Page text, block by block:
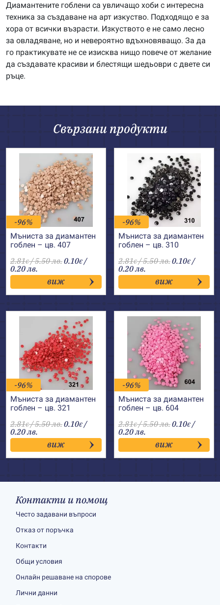
Диамантените гоблени са увличащо хоби с интересна
техника за създаване на арт изкуство. Подходящо е за
хора от всички възрасти. Изкуството е не само лесно
за овладяване, но и невероятно вдъхновяващо. За да
го практикувате не се изисква нищо повече от желание
да създавате красиви и блестящи шедьоври с двете си
ръце.
Свързани продукти
-96%
Мъниста за диамантен
гоблен – цв. 407
2.81€/ 5.50 лв.0.10€ /
0.20 лв.
виж
-96%
Мъниста за диамантен
гоблен – цв. 310
2.81€/ 5.50 лв.0.10€ /
0.20 лв.
виж
-96%
Мъниста за диамантен
гоблен – цв. 321
2.81€/ 5.50 лв.0.10€ /
0.20 лв.
виж
-96%
Мъниста за диамантен
гоблен – цв. 604
2.81€/ 5.50 лв.0.10€ /
0.20 лв.
виж
Контакти и помощ
Често задавани въпроси
Отказ от поръчка
Контакти
Общи условия
Онлайн решаване на спорове
Лични данни